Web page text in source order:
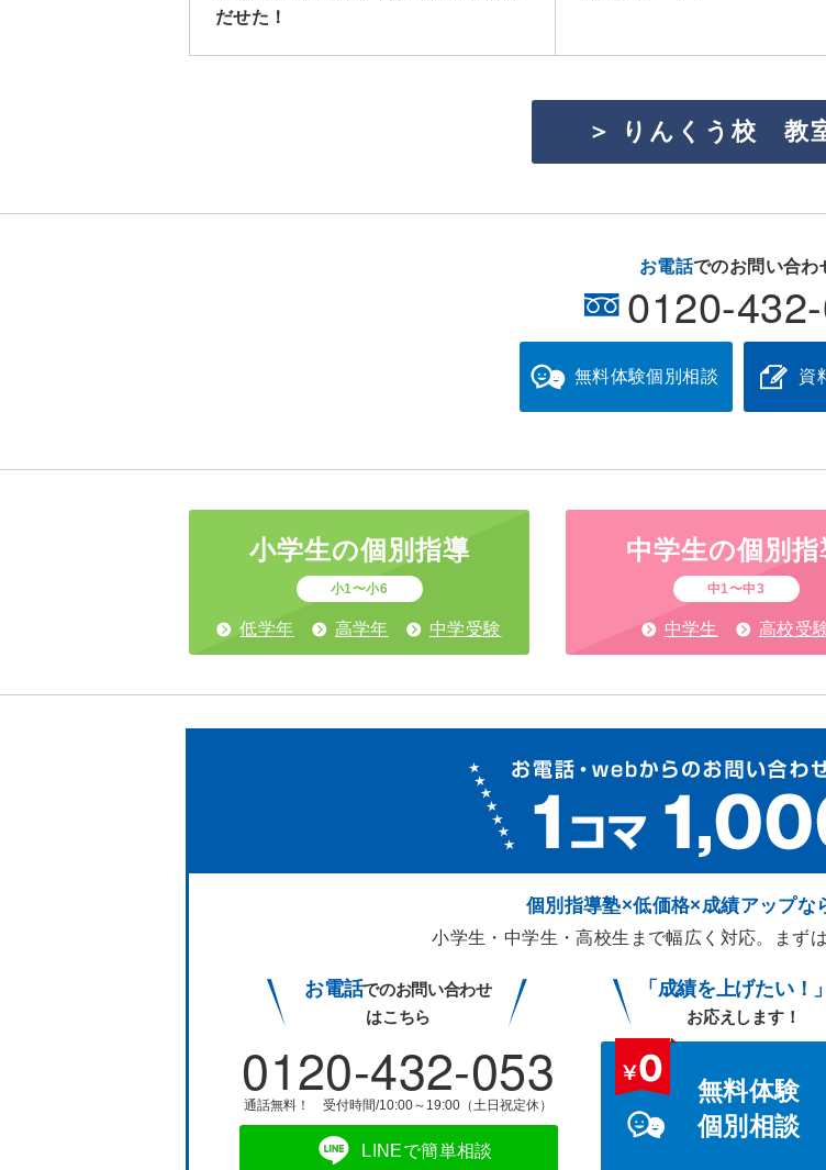
だせた！
＞ りんくう校 教
お電話でのお問い合わ
0120-
無料体験個別相談 資
小学生の個別指導
小1〜小6
低学年 高学年 中学受験
中学生の個別指
中1〜中3
中学生 高校受
個別指導塾×低価格×成績アップな
小学生・中学生・高校生まで幅広く対応。 まず
お電話でのお問い合わせ
はこちら
0120-432-053
通話無料！ 受付時間/10:00～19:00（土日祝定休）
LINEで簡単相談
「成績を上げたい！」
お応えします！
無料体験
個別相談